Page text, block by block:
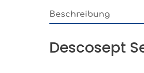
Beschreibung
Descosept